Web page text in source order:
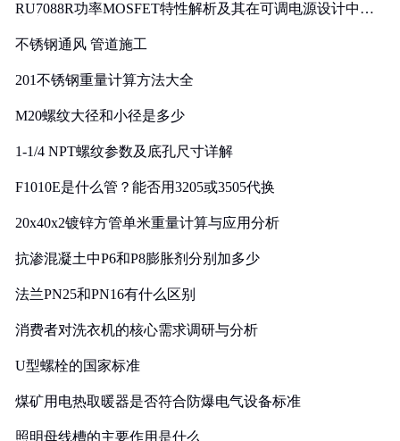
RU7088R功率MOSFET特性解析及其在可调电源设计中的
不锈钢通风 管道施工
201不锈钢重量计算方法大全
M20螺纹大径和小径是多少
1-1/4 NPT螺纹参数及底孔尺寸详解
F1010E是什么管？能否用3205或3505代换
20x40x2镀锌方管单米重量计算与应用分析
抗渗混凝土中P6和P8膨胀剂分别加多少
法兰PN25和PN16有什么区别
消费者对洗衣机的核心需求调研与分析
U型螺栓的国家标准
煤矿用电热取暖器是否符合防爆电气设备标准
照明母线槽的主要作用是什么